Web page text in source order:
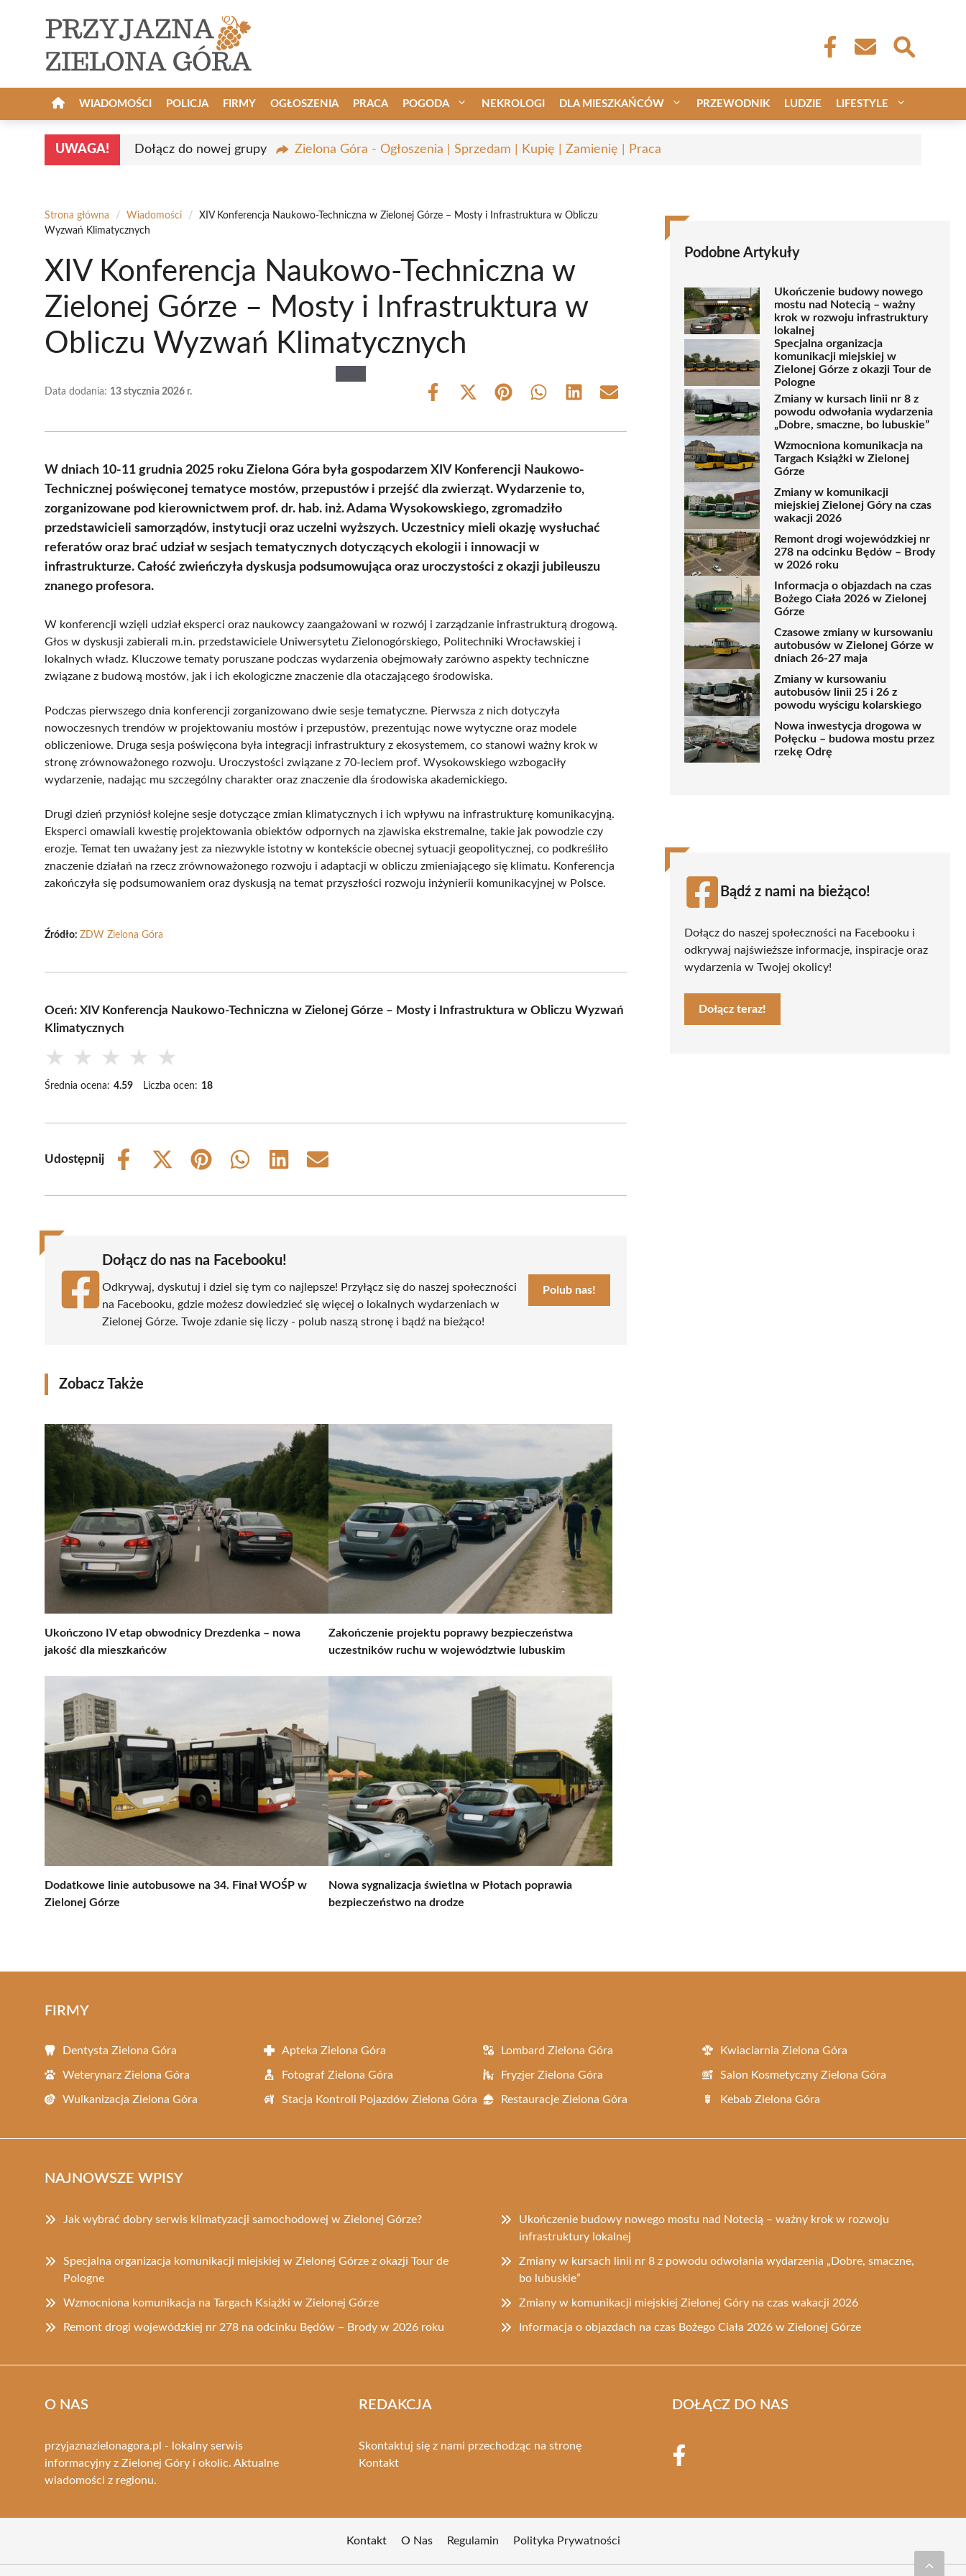
WIADOMOŚCI POLICJA FIRMY OGŁOSZENIA PRACA POGODA NEKROLOGI DLA MIESZKAŃCÓW PRZEWODNIK LUDZIE LIFESTYLE
UWAGA! Dołącz do nowej grupy Zielona Góra - Ogłoszenia | Sprzedam | Kupię | Zamienię | Praca
Strona główna / Wiadomości /
XIV Konferencja Naukowo-Techniczna w Zielonej Górze – Mosty i Infrastruktura w Obliczu
Wyzwań Klimatycznych
XIV Konferencja Naukowo-Techniczna w
Zielonej Górze – Mosty i Infrastruktura w
Obliczu Wyzwań Klimatycznych
Data dodania: 13 stycznia 2026 r.
Share
Share
(Twitter)
Share Share Share Share
W dniach 10-11 grudnia 2025 roku Zielona Góra była gospodarzem XIV Konferencji Naukowo-
Technicznej poświęconej tematyce mostów, przepustów i przejść dla zwierząt. Wydarzenie to,
zorganizowane pod kierownictwem prof. dr. hab. inż. Adama Wysokowskiego, zgromadziło
przedstawicieli samorządów, instytucji oraz uczelni wyższych. Uczestnicy mieli okazję wysłuchać
referatów oraz brać udział w sesjach tematycznych dotyczących ekologii i innowacji w
infrastrukturze. Całość zwieńczyła dyskusja podsumowująca oraz uroczystości z okazji jubileuszu
znanego profesora.
W konferencji wzięli udział eksperci oraz naukowcy zaangażowani w rozwój i zarządzanie infrastrukturą drogową.
Głos w dyskusji zabierali m.in. przedstawiciele Uniwersytetu Zielonogórskiego, Politechniki Wrocławskiej i
lokalnych władz. Kluczowe tematy poruszane podczas wydarzenia obejmowały zarówno aspekty techniczne
związane z budową mostów, jak i ich ekologiczne znaczenie dla otaczającego środowiska.
Podczas pierwszego dnia konferencji zorganizowano dwie sesje tematyczne. Pierwsza z nich dotyczyła
nowoczesnych trendów w projektowaniu mostów i przepustów, prezentując nowe wytyczne oraz modele
obliczeniowe. Druga sesja poświęcona była integracji infrastruktury z ekosystemem, co stanowi ważny krok w
stronę zrównoważonego rozwoju. Uroczystości związane z 70-leciem prof. Wysokowskiego wzbogaciły
wydarzenie, nadając mu szczególny charakter oraz znaczenie dla środowiska akademickiego.
Drugi dzień przyniósł kolejne sesje dotyczące zmian klimatycznych i ich wpływu na infrastrukturę komunikacyjną.
Eksperci omawiali kwestię projektowania obiektów odpornych na zjawiska ekstremalne, takie jak powodzie czy
erozje. Temat ten uważany jest za niezwykle istotny w kontekście obecnej sytuacji geopolitycznej, co podkreśliło
znaczenie działań na rzecz zrównoważonego rozwoju i adaptacji w obliczu zmieniającego się klimatu. Konferencja
zakończyła się podsumowaniem oraz dyskusją na temat przyszłości rozwoju inżynierii komunikacyjnej w Polsce.
Źródło: ZDW Zielona Góra
Oceń: XIV Konferencja Naukowo-Techniczna w Zielonej Górze – Mosty i Infrastruktura w Obliczu Wyzwań
Klimatycznych
★ ★ ★ ★ ★
Średnia ocena: 4.59 Liczba ocen: 18
Udostępnij
Share
Share
(Twitter)
Share
Share
Share
Share
Dołącz do nas na Facebooku!
Odkrywaj, dyskutuj i dziel się tym co najlepsze! Przyłącz się do naszej społeczności
na Facebooku, gdzie możesz dowiedzieć się więcej o lokalnych wydarzeniach w
Zielonej Górze. Twoje zdanie się liczy - polub naszą stronę i bądź na bieżąco!
Polub nas!
Zobacz Także
Ukończono IV etap obwodnicy Drezdenka – nowa
jakość dla mieszkańców
Zakończenie projektu poprawy bezpieczeństwa
uczestników ruchu w województwie lubuskim
Dodatkowe linie autobusowe na 34. Finał WOŚP w
Zielonej Górze
Nowa sygnalizacja świetlna w Płotach poprawia
bezpieczeństwo na drodze
Podobne Artykuły
Ukończenie budowy nowego
mostu nad Notecią – ważny
krok w rozwoju infrastruktury
lokalnej
Specjalna organizacja
komunikacji miejskiej w
Zielonej Górze z okazji Tour de
Pologne
Zmiany w kursach linii nr 8 z
powodu odwołania wydarzenia
„Dobre, smaczne, bo lubuskie”
Wzmocniona komunikacja na
Targach Książki w Zielonej
Górze
Zmiany w komunikacji
miejskiej Zielonej Góry na czas
wakacji 2026
Remont drogi wojewódzkiej nr
278 na odcinku Będów – Brody
w 2026 roku
Informacja o objazdach na czas
Bożego Ciała 2026 w Zielonej
Górze
Czasowe zmiany w kursowaniu
autobusów w Zielonej Górze w
dniach 26-27 maja
Zmiany w kursowaniu
autobusów linii 25 i 26 z
powodu wyścigu kolarskiego
Nowa inwestycja drogowa w
Połęcku – budowa mostu przez
rzekę Odrę
Bądź z nami na bieżąco!
Dołącz do naszej społeczności na Facebooku i
odkrywaj najświeższe informacje, inspiracje oraz
wydarzenia w Twojej okolicy!
Dołącz teraz!
FIRMY
Dentysta Zielona Góra Apteka Zielona Góra Lombard Zielona Góra Kwiaciarnia Zielona Góra
Weterynarz Zielona Góra Fotograf Zielona Góra Fryzjer Zielona Góra Salon Kosmetyczny Zielona Góra
Wulkanizacja Zielona Góra Stacja Kontroli Pojazdów Zielona Góra Restauracje Zielona Góra Kebab Zielona Góra
NAJNOWSZE WPISY
Jak wybrać dobry serwis klimatyzacji samochodowej w Zielonej Górze?
Ukończenie budowy nowego mostu nad Notecią – ważny krok w rozwoju
infrastruktury lokalnej
Specjalna organizacja komunikacji miejskiej w Zielonej Górze z okazji Tour de
Pologne
Zmiany w kursach linii nr 8 z powodu odwołania wydarzenia „Dobre, smaczne,
bo lubuskie”
Wzmocniona komunikacja na Targach Książki w Zielonej Górze Zmiany w komunikacji miejskiej Zielonej Góry na czas wakacji 2026
Remont drogi wojewódzkiej nr 278 na odcinku Będów – Brody w 2026 roku Informacja o objazdach na czas Bożego Ciała 2026 w Zielonej Górze
O NAS
przyjaznazielonagora.pl - lokalny serwis
informacyjny z Zielonej Góry i okolic. Aktualne
wiadomości z regionu.
REDAKCJA
Skontaktuj się z nami przechodząc na stronę
Kontakt
DOŁĄCZ DO NAS
Kontakt O Nas Regulamin Polityka Prywatności